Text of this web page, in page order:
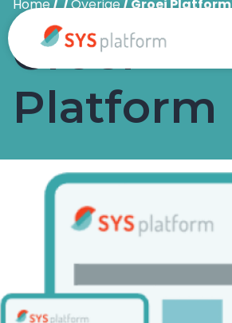
Home/ /Overige/ Groei Platform
Groei
Platform